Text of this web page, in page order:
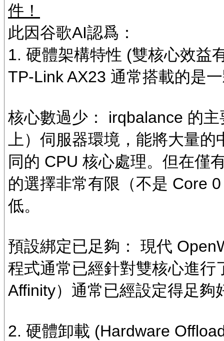
件！
此因谷歌AI認爲：
1. 硬體架構特性 (雙核心效益
TP-Link AX23 通常搭載的是
核心數過少： irqbalance 的
上）伺服器環境，能將大量
同的 CPU 核心處理。但在僅
的選擇非常有限（不是 Core
低。
預設綁定已足夠： 現代
程式通常已經針對雙核心進行
Affinity）通常已經設定得足夠
2. 硬體卸載 (Hardware